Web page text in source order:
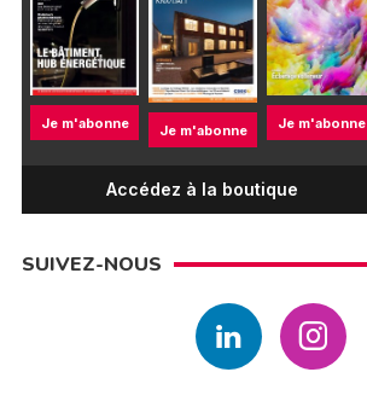
Je m'abonne Je m'abonne Je m'abonne
Accédez à la boutique
SUIVEZ-NOUS